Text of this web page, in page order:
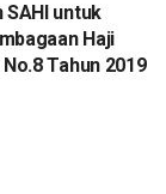
SAHI untuk
Haji
Tahun 2019